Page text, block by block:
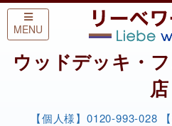
Skip to content
MENU
ウッドデッキ・
店
【個人様】0120-993-028